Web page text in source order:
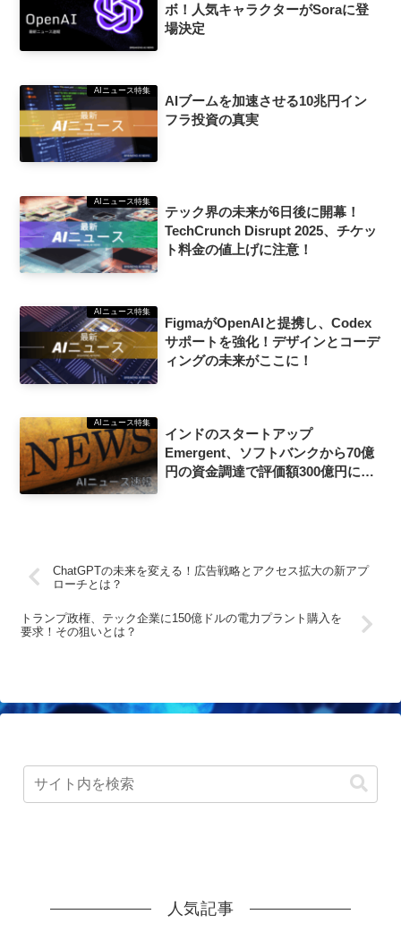
ボ！人気キャラクターがSoraに登
場決定
AIニュース特集
AIブームを加速させる10兆円イン
フラ投資の真実
AIニュース特集
テック界の未来が6日後に開幕！
TechCrunch Disrupt 2025、チケッ
ト料金の値上げに注意！
AIニュース特集
FigmaがOpenAIと提携し、Codex
サポートを強化！デザインとコーデ
ィングの未来がここに！
AIニュース特集
インドのスタートアップ
Emergent、ソフトバンクから70億
円の資金調達で評価額300億円に急
ChatGPTの未来を変える！広告戦略とアクセス拡大の新アプ
ローチとは？
トランプ政権、テック企業に150億ドルの電力プラント購入を
要求！その狙いとは？
人気記事